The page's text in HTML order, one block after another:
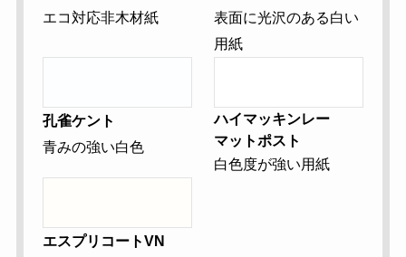
エコ対応非木材紙
表面に光沢のある白い
用紙
孔雀ケント
青みの強い白色
ハイマッキンレー
マットポスト
白色度が強い用紙
エスプリコートVN